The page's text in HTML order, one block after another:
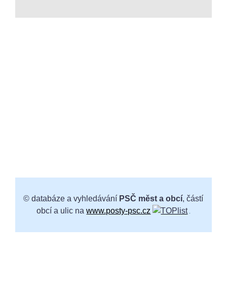
© databáze a vyhledávání PSČ měst a obcí, částí
obcí a ulic nawww.posty-psc.cz